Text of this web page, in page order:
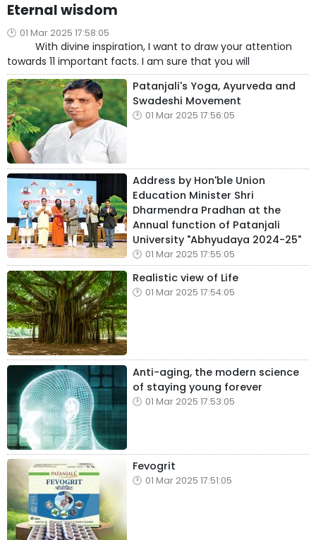
Eternal wisdom
01 Mar 2025 17:58:05
With divine inspiration, I want to draw your attention
towards 11 important facts. I am sure that you will
Patanjali's Yoga, Ayurveda and
Swadeshi Movement
01 Mar 2025 17:56:05
Address by Hon'ble Union
Education Minister Shri
Dharmendra Pradhan at the
Annual function of Patanjali
University "Abhyudaya 2024-25"
01 Mar 2025 17:55:05
Realistic view of Life
01 Mar 2025 17:54:05
Anti-aging, the modern science
of staying young forever
01 Mar 2025 17:53:05
Fevogrit
01 Mar 2025 17:51:05